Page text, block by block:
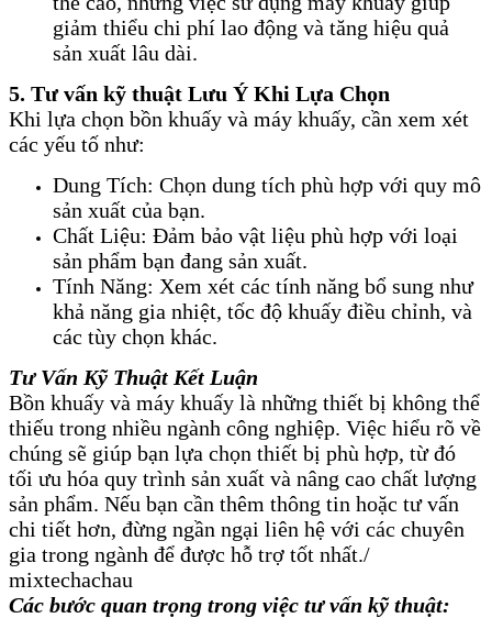
giảm thiểu chi phí lao động và tăng hiệu quả
sản xuất lâu dài.
5. Tư vấn kỹ thuật Lưu Ý Khi Lựa Chọn
Khi lựa chọn bồn khuấy và máy khuấy, cần xem xét
các yếu tố như:
Dung Tích: Chọn dung tích phù hợp với quy mô
sản xuất của bạn.
Chất Liệu: Đảm bảo vật liệu phù hợp với loại
sản phẩm bạn đang sản xuất.
Tính Năng: Xem xét các tính năng bổ sung như
khả năng gia nhiệt, tốc độ khuấy điều chỉnh, và
các tùy chọn khác.
Tư Vấn Kỹ Thuật Kết Luận
Bồn khuấy và máy khuấy là những thiết bị không thể
thiếu trong nhiều ngành công nghiệp. Việc hiểu rõ về
chúng sẽ giúp bạn lựa chọn thiết bị phù hợp, từ đó
tối ưu hóa quy trình sản xuất và nâng cao chất lượng
sản phẩm. Nếu bạn cần thêm thông tin hoặc tư vấn
chi tiết hơn, đừng ngần ngại liên hệ với các chuyên
gia trong ngành để được hỗ trợ tốt nhất./
mixtechachau
Các bước quan trọng trong việc tư vấn kỹ thuật: